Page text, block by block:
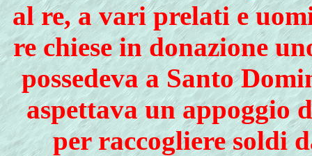
al re, a vari prelati e
re chiese in donazione
possedeva a Santo
aspettava un appoggio
per raccogliere soldi